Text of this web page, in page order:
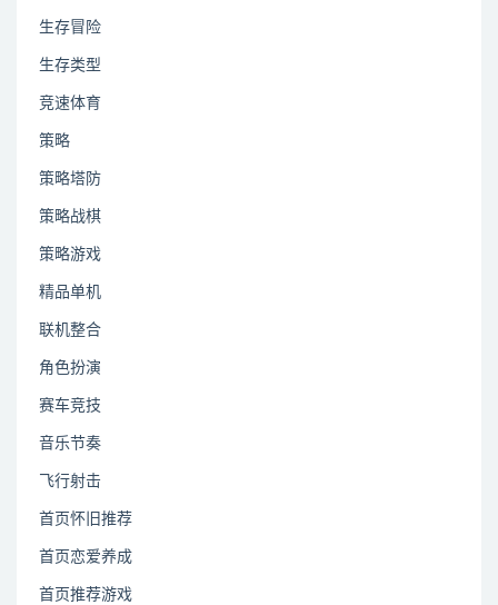
生存冒险
生存类型
竞速体育
策略
策略塔防
策略战棋
策略游戏
精品单机
联机整合
角色扮演
赛车竞技
音乐节奏
飞行射击
首页怀旧推荐
首页恋爱养成
首页推荐游戏